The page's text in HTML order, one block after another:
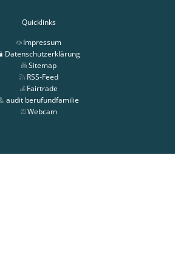
Quicklinks
Impressum
Datenschutzerklärung
Sitemap
RSS-Feed
Fairtrade
audit berufundfamilie
Webcam